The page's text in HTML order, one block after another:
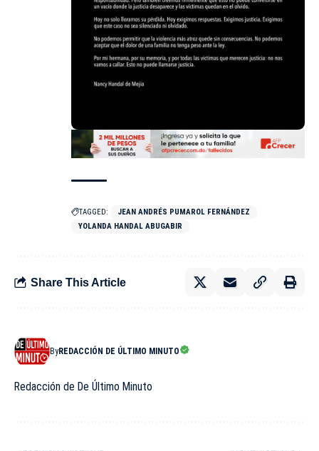
TAGGED:
JEAN ANDRÉS PUMAROL FERNÁNDEZ
YOLANDA HANDAL ABUGABIR
Share This Article
ByREDACCIÓN DE ÚLTIMO MINUTO
Redacción de De Último Minuto